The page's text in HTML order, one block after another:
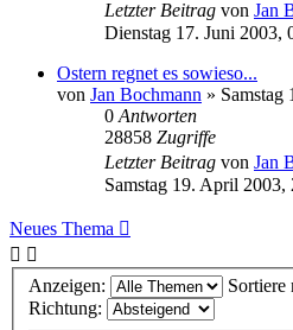
Letzter Beitrag von Jan
Dienstag 17. Juni 2003,
Ostern regnet es sowieso...
von Jan Bochmann »
0 Antworten
28858 Zugriffe
Letzter Beitrag von Jan
Samstag 19. April 2003,
Neues Thema
Anzeigen:
Sortiere
Richtung: